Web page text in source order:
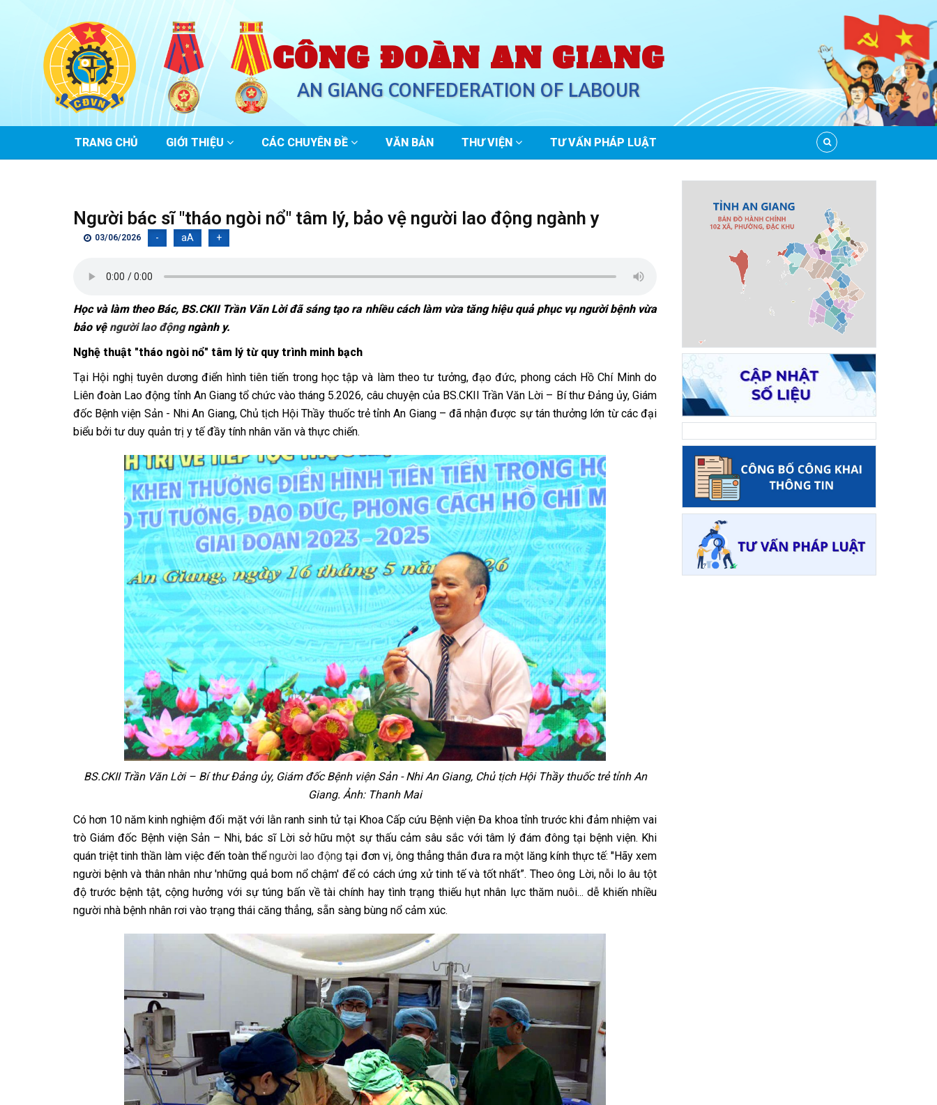
CÔNG ĐOÀN AN GIANG
AN GIANG CONFEDERATION OF LABOUR
MAIN
NAVIGATION
TRANG CHỦ GIỚI THIỆU CÁC CHUYÊN ĐỀ VĂN BẢN THƯ VIỆN TƯ VẤN PHÁP LUẬT
Người bác sĩ "tháo ngòi nổ" tâm lý, bảo vệ người lao động ngành y
03/06/2026 - aA +
Học và làm theo Bác, BS.CKII Trần Văn Lời đã sáng tạo ra nhiều cách làm vừa tăng hiệu quả phục vụ người bệnh vừa
bảo vệ người lao độngngành y.
Nghệ thuật "tháo ngòi nổ" tâm lý từ quy trình minh bạch
Tại Hội nghị tuyên dương điển hình tiên tiến trong học tập và làm theo tư tưởng, đạo đức, phong cách Hồ Chí Minh do
Liên đoàn Lao động tỉnh An Giang tổ chức vào tháng 5.2026, câu chuyện của BS.CKII Trần Văn Lời – Bí thư Đảng ủy, Giám
đốc Bệnh viện Sản - Nhi An Giang, Chủ tịch Hội Thầy thuốc trẻ tỉnh An Giang – đã nhận được sự tán thưởng lớn từ các đại
biểu bởi tư duy quản trị y tế đầy tính nhân văn và thực chiến.
BS.CKII Trần Văn Lời – Bí thư Đảng ủy, Giám đốc Bệnh viện Sản - Nhi An Giang, Chủ tịch Hội Thầy thuốc trẻ tỉnh An
Giang. Ảnh: Thanh Mai
Có hơn 10 năm kinh nghiệm đối mặt với lằn ranh sinh tử tại Khoa Cấp cứu Bệnh viện Đa khoa tỉnh trước khi đảm nhiệm vai
trò Giám đốc Bệnh viện Sản – Nhi, bác sĩ Lời sở hữu một sự thấu cảm sâu sắc với tâm lý đám đông tại bệnh viện. Khi
quán triệt tinh thần làm việc đến toàn thểngười lao động tại đơn vị, ông thẳng thắn đưa ra một lăng kính thực tế: "Hãy xem
người bệnh và thân nhân như 'những quả bom nổ chậm' để có cách ứng xử tinh tế và tốt nhất”. Theo ông Lời, nỗi lo âu tột
độ trước bệnh tật, cộng hưởng với sự túng bấn về tài chính hay tình trạng thiếu hụt nhân lực thăm nuôi... dễ khiến nhiều
người nhà bệnh nhân rơi vào trạng thái căng thẳng, sẵn sàng bùng nổ cảm xúc.